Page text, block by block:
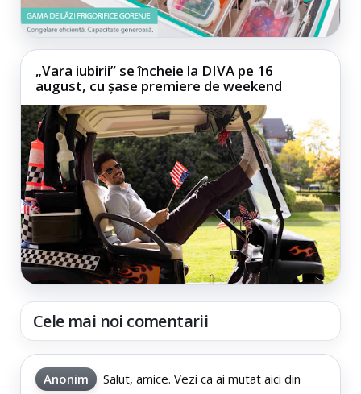
„Vara iubirii” se încheie la DIVA pe 16
august, cu șase premiere de weekend
Cele mai noi comentarii
Anonim
Salut, amice. Vezi ca ai mutat aici din